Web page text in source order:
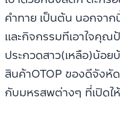
คำทาย เป็นต้น นอกจา
และกิจกรรมทีเอาใจคุ
ประกวดสาว(เหลือ)น้อย
สินค้าOTOP ของดีจังหั
กับมหรสพต่างๆ ที่เปิด